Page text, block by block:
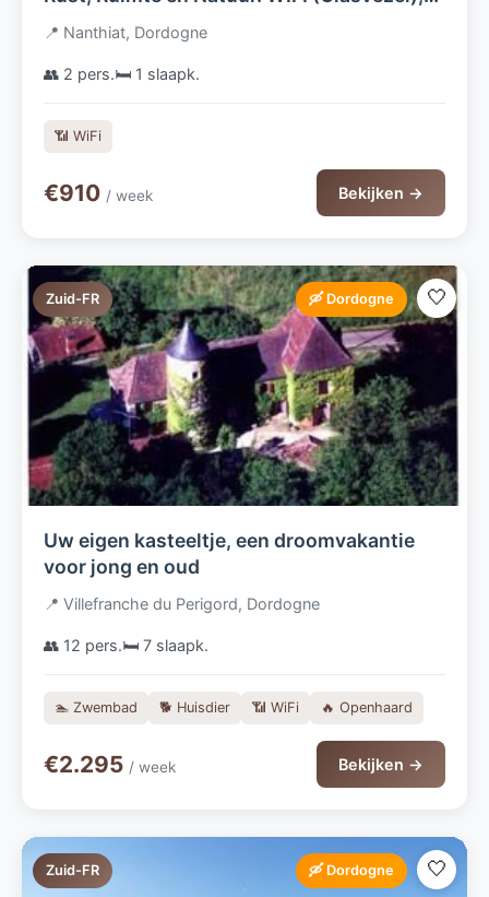
Nld TV en luxe boxsprings (210cm)
📍 Nanthiat, Dordogne
👥 2 pers.🛏️ 1 slaapk.
📶 WiFi
€910 / week Bekijken →
Zuid-FR 🛶 Dordogne 🤍
Uw eigen kasteeltje, een droomvakantie
voor jong en oud
📍 Villefranche du Perigord, Dordogne
👥 12 pers.🛏️ 7 slaapk.
🏊 Zwembad 🐕 Huisdier 📶 WiFi 🔥 Openhaard
€2.295 / week Bekijken →
Zuid-FR 🛶 Dordogne 🤍